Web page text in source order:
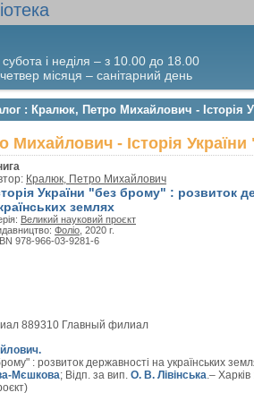
і неділя – з 10.00 до 18.00
місяця – санітарний день
: Кралюк, Петро Михайлович - Історія
Михайлович - Історія
Кралюк, Петро Михайлович
України "без брому" : розвиток
землях
Великий науковий проєкт
Фоліо , 2020 г.
978-966-03-9281-6
889310 Главный филиал
: розвиток державності на українських
Мєшкова; Відп. за вип. О. В. Лівінська.–